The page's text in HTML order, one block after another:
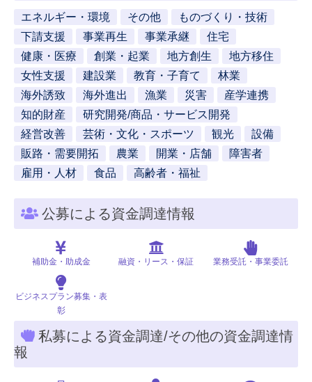
エネルギー・環境 その他
ものづくり・技術
下請支援
事業再生 事業承継
住宅
健康・医療
創業・起業 地方創生
地方移住
女性支援
建設業 教育・子育て
林業
海外誘致
海外進出 漁業 災害
産学連携
知的財産
研究開発/商品・サービス開発
経営改善
芸術・文化・スポーツ 観光
設備
販路・需要開拓
農業 開業・店舗
障害者
雇用・人材
食品 高齢者・福祉
公募による資金調達情報
補助金・助成金 融資・リース・保証 業務受託・事業委託
ビジネスプラン募集・表
彰
私募による資金調達/その他の資金調達情
報